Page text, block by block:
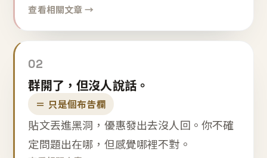
查看相關文章 →
02
群開了，但沒人說話。
＝ 只是個布告欄
貼文丟進黑洞，優惠發出去沒人回。你不確
定問題出在哪，但感覺哪裡不對。